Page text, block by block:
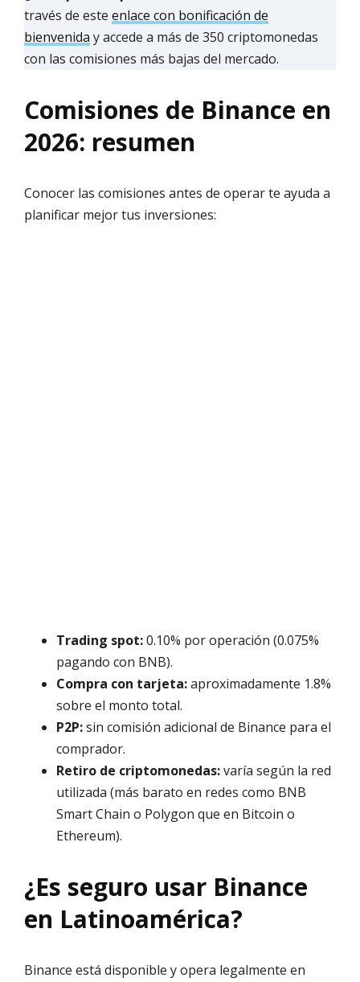
través de este enlace con bonificación de
bienvenida y accede a más de 350 criptomonedas
con las comisiones más bajas del mercado.
Comisiones de Binance en
2026: resumen
Conocer las comisiones antes de operar te ayuda a
planificar mejor tus inversiones:
Trading spot:0.10% por operación (0.075%
pagando con BNB).
Compra con tarjeta:aproximadamente 1.8%
sobre el monto total.
P2P:sin comisión adicional de Binance para el
comprador.
Retiro de criptomonedas:varía según la red
utilizada (más barato en redes como BNB
Smart Chain o Polygon que en Bitcoin o
Ethereum).
¿Es seguro usar Binance
en Latinoamérica?
Binance está disponible y opera legalmente en